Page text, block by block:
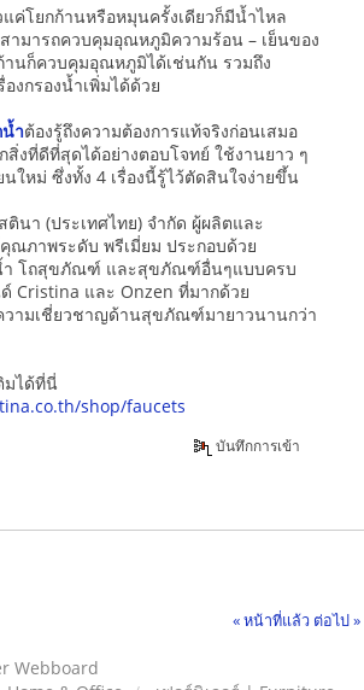
ค่โยกก้านหรือหมุนครั้งเดียวก็มีน้ำไหล
ามารถควบคุมอุณหภูมิความร้อน – เย็นของ
นก็ควบคุมอุณหภูมิได้เช่นกัน รวมถึง
งกรองน้ำเพิ่มได้ด้วย
ำต้องรู้ถึงความต้องการแท้จริงก่อนเสมอ
สิ่งที่ดีที่สุดได้อย่างตอบโจทย์ ใช้งานยาว ๆ
นใหม่ ซึ่งทั้ง 4 เรื่องนี้รู้ไว้ตัดสินใจง่ายขึ้น
า (ประเทศไทย) จำกัด ผู้ผลิตและ
ภาพระดับ พรีเมี่ยม ประกอบด้วย
ำ โถสุขภัณฑ์ และสุขภัณฑ์อื่นๆแบบครบ
Cristina และ Onzen ที่มากด้วย
ามเชี่ยวชาญด้านสุขภัณฑ์มายาวนานกว่า
มได้ที่นี่
shop/faucets
บันทึกการเข้า
« หน้าที่แล้ว ต่อไป »
Webboard